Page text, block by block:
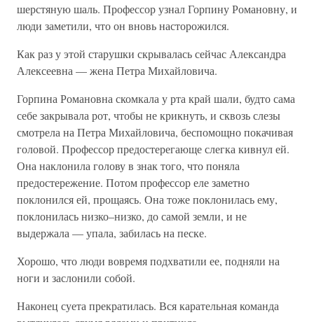
шерстяную шаль. Профессор узнал Горпину Романовну, и
люди заметили, что он вновь насторожился.
Как раз у этой старушки скрывалась сейчас Александра
Алексеевна — жена Петра Михайловича.
Горпина Романовна скомкала у рта край шали, будто сама
себе закрывала рот, чтобы не крикнуть, и сквозь слезы
смотрела на Петра Михайловича, беспомощно покачивая
головой. Профессор предостерегающе слегка кивнул ей.
Она наклонила голову в знак того, что поняла
предостережение. Потом профессор еле заметно
поклонился ей, прощаясь. Она тоже поклонилась ему,
поклонилась низко–низко, до самой земли, и не
выдержала — упала, забилась на песке.
Хорошо, что люди вовремя подхватили ее, подняли на
ноги и заслонили собой.
Наконец суета прекратилась. Вся карательная команда